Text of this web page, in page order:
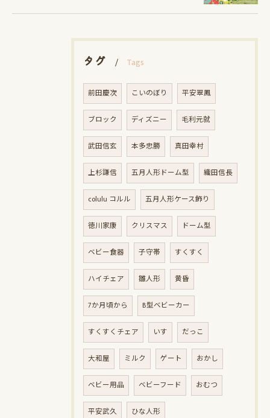
タグ Tags
前田慶次 こいのぼり 平安翠鳳
ブロック ディズニー 毛利元就
武田信玄 本多忠勝 真田幸村
上杉謙信 五月人形ドーム型 織田信長
colulu コルル 五月人形ケース飾り
徳川家康 クリスマス ドーム型
ベビー食器 子守帯 すくすく
ハイチェア 雛人形 黄昏
7か月頃から B型ベビーカー
すくすくチェア いす だっこ
大和屋 ミルク ゲート おかし
ベビー用品 ベビーフード おむつ
平安武久 ひな人形